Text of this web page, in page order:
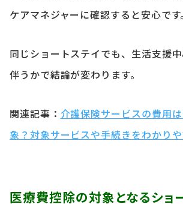
ケアマネジャーに確認すると安心です。
同じショートステイでも、生活支援
伴うかで結論が変わります。
関連記事： 介護保険サービスの費用
象？対象サービスや手続きをわかり
医療費控除の対象となるショ